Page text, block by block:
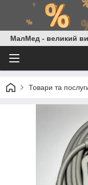
МалМед - великий
Товари та